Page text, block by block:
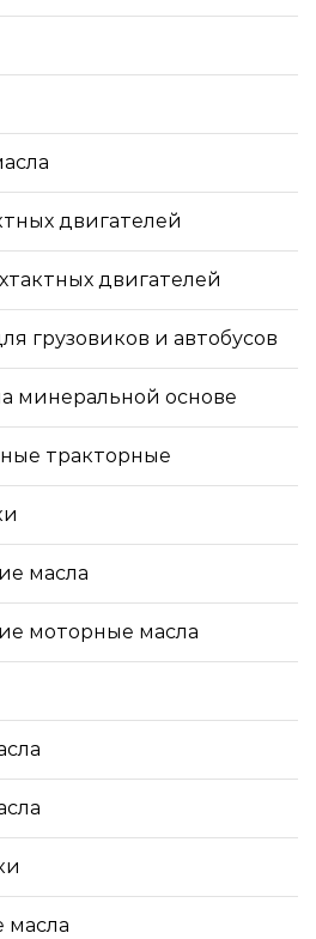
двигателей
двигателей
грузовиков и автобусов
минеральной основе
тракторные
масла
моторные масла
масла